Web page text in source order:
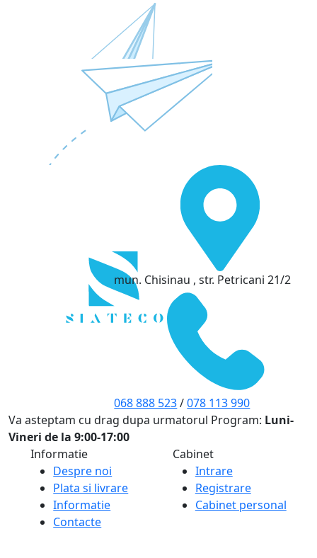
mun. Chisinau , str. Petricani 21/2
068 888 523/078 113 990
Va asteptam cu drag dupa urmatorul Program: Luni-
Vineri de la 9:00-17:00
Informatie
Despre noi
Plata si livrare
Informatie
Contacte
Cabinet
Intrare
Registrare
Cabinet personal